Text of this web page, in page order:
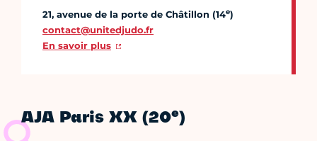
21, avenue de la porte de Châtillon (14e)
contact@unitedjudo.fr
En savoir plus
AJA Paris XX (20e)